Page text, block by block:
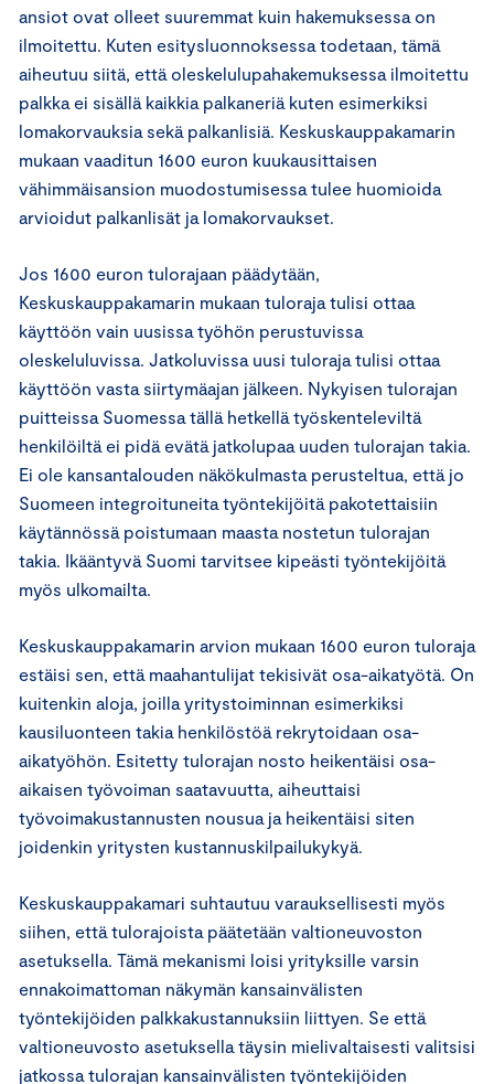
ansiot ovat olleet suuremmat kuin hakemuksessa on
ilmoitettu. Kuten esitysluonnoksessa todetaan, tämä
aiheutuu siitä, että oleskelulupahakemuksessa ilmoitettu
palkka ei sisällä kaikkia palkaneriä kuten esimerkiksi
lomakorvauksia sekä palkanlisiä. Keskuskauppakamarin
mukaan vaaditun 1600 euron kuukausittaisen
vähimmäisansion muodostumisessa tulee huomioida
arvioidut palkanlisät ja lomakorvaukset.
Jos 1600 euron tulorajaan päädytään,
Keskuskauppakamarin mukaan tuloraja tulisi ottaa
käyttöön vain uusissa työhön perustuvissa
oleskeluluvissa. Jatkoluvissa uusi tuloraja tulisi ottaa
käyttöön vasta siirtymäajan jälkeen. Nykyisen tulorajan
puitteissa Suomessa tällä hetkellä työskenteleviltä
henkilöiltä ei pidä evätä jatkolupaa uuden tulorajan takia.
Ei ole kansantalouden näkökulmasta perusteltua, että jo
Suomeen integroituneita työntekijöitä pakotettaisiin
käytännössä poistumaan maasta nostetun tulorajan
takia. Ikääntyvä Suomi tarvitsee kipeästi työntekijöitä
myös ulkomailta.
Keskuskauppakamarin arvion mukaan 1600 euron tuloraja
estäisi sen, että maahantulijat tekisivät osa-aikatyötä. On
kuitenkin aloja, joilla yritystoiminnan esimerkiksi
kausiluonteen takia henkilöstöä rekrytoidaan osa-
aikatyöhön. Esitetty tulorajan nosto heikentäisi osa-
aikaisen työvoiman saatavuutta, aiheuttaisi
työvoimakustannusten nousua ja heikentäisi siten
joidenkin yritysten kustannuskilpailukykyä.
Keskuskauppakamari suhtautuu varauksellisesti myös
siihen, että tulorajoista päätetään valtioneuvoston
asetuksella. Tämä mekanismi loisi yrityksille varsin
ennakoimattoman näkymän kansainvälisten
työntekijöiden palkkakustannuksiin liittyen. Se että
valtioneuvosto asetuksella täysin mielivaltaisesti valitsisi
jatkossa tulorajan kansainvälisten työntekijöiden